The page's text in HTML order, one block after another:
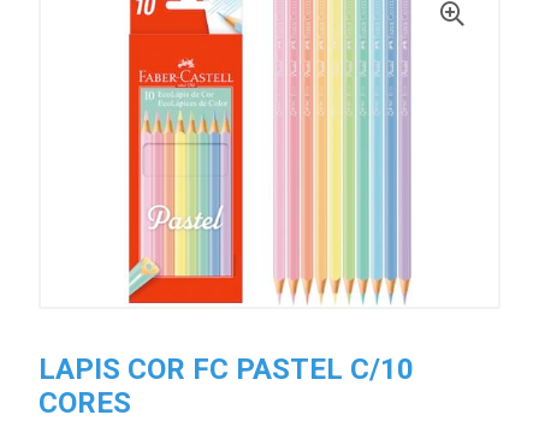
LAPIS COR FC PASTEL C/10
CORES